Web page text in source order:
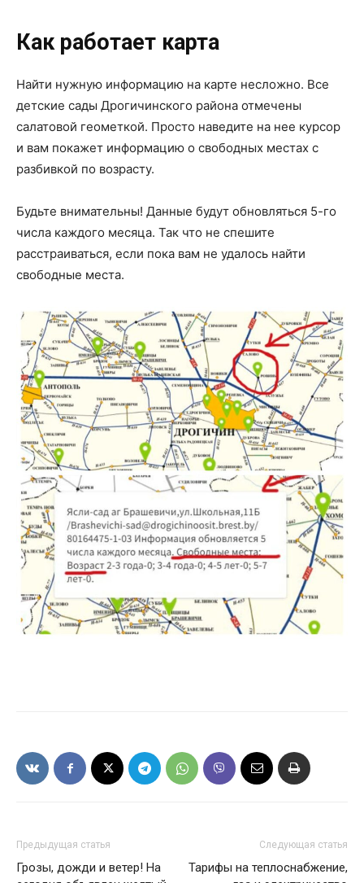
Как работает карта
Найти нужную информацию на карте несложно. Все
детские сады Дрогичинского района отмечены
салатовой геометкой. Просто наведите на нее курсор
и вам покажет информацию о свободных местах с
разбивкой по возрасту.
Будьте внимательны! Данные будут обновляться 5-го
числа каждого месяца. Так что не спешите
расстраиваться, если пока вам не удалось найти
свободные места.
Предыдущая статья
Грозы, дожди и ветер! На
Следующая статья
Тарифы на теплоснабжение,